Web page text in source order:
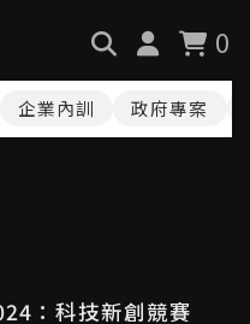
0
企業內訓 政府專案
：科技新創競賽